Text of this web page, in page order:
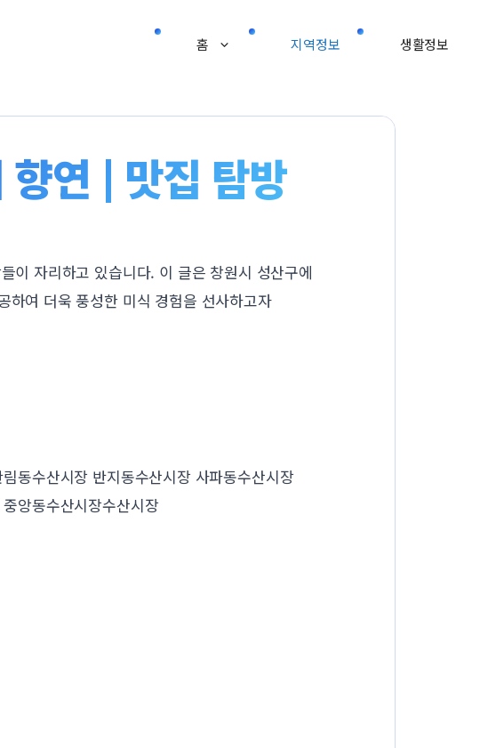
홈 지역정보 생활정보
연 | 맛집 탐방
이 자리하고 있습니다. 이 글은 창원시 성산구에
하여 더욱 풍성한 미식 경험을 선사하고자
동수산시장 반지동수산시장 사파동수산시장
앙동수산시장수산시장